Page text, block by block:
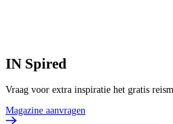
IN Spired
Vraag voor extra inspiratie het gratis
Magazine aanvragen